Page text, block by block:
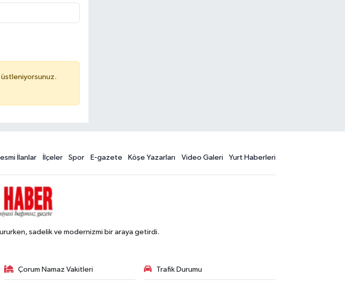
üstleniyorsunuz.
İlanlar İlçeler Spor E-gazete Köşe Yazarları Video Galeri Yurt Haberleri
sadelik ve modernizmi bir araya getirdi.
Çorum Namaz Vakitleri Trafik Durumu